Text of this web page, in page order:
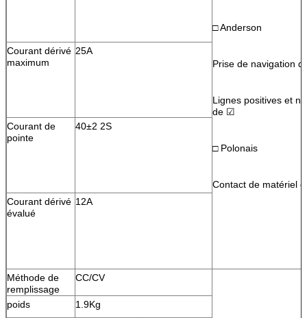
□ Anderson
Prise de navigation
Lignes positives et
de ☑
□ Polonais
Contact de matériel
Courant dérivé
maximum
25A
Courant de
pointe
40±2 2S
Courant dérivé
évalué
12A
Méthode de
remplissage
CC/CV
poids 1.9Kg